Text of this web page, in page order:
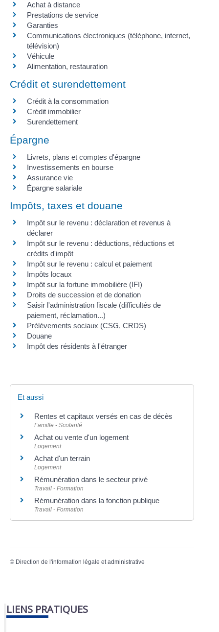
Achat à distance
Prestations de service
Garanties
Communications électroniques (téléphone, internet,
télévision)
Véhicule
Alimentation, restauration
Crédit et surendettement
Crédit à la consommation
Crédit immobilier
Surendettement
Épargne
Livrets, plans et comptes d'épargne
Investissements en bourse
Assurance vie
Épargne salariale
Impôts, taxes et douane
Impôt sur le revenu : déclaration et revenus à
déclarer
Impôt sur le revenu : déductions, réductions et
crédits d'impôt
Impôt sur le revenu : calcul et paiement
Impôts locaux
Impôt sur la fortune immobilière (IFI)
Droits de succession et de donation
Saisir l'administration fiscale (difficultés de
paiement, réclamation...)
Prélèvements sociaux (CSG, CRDS)
Douane
Impôt des résidents à l'étranger
Et aussi
Rentes et capitaux versés en cas de décès
Famille - Scolarité
Achat ou vente d'un logement
Logement
Achat d'un terrain
Logement
Rémunération dans le secteur privé
Travail - Formation
Rémunération dans la fonction publique
Travail - Formation
© Direction de l'information légale et administrative
LIENS PRATIQUES